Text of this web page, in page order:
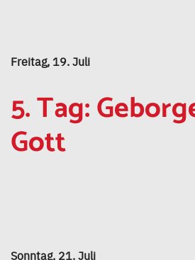
Freitag, 19. Juli
5. Tag:
Gott
Sonntag, 21. Juli